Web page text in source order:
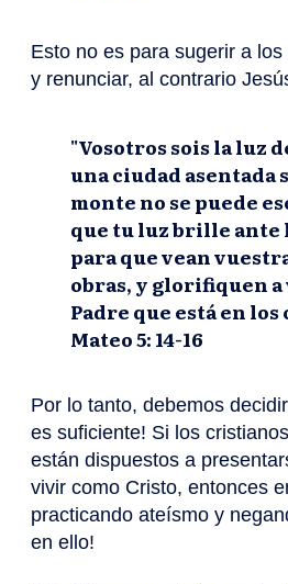
Esto no es para sugerir a
y renunciar, al contrario
"Vosotros sois la luz
una ciudad asentada
monte no se puede
que tu luz brille ante
para que vean
obras, y glorifiquen
Padre que está en los
Mateo 5: 14-16
Por lo tanto, debemos
es suficiente! Si los
están dispuestos a
vivir como Cristo, entonces
practicando ateísmo y
en ello!